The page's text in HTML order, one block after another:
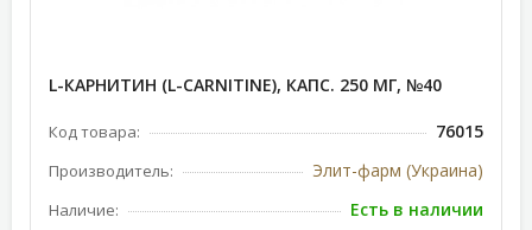
L-КАРНИТИН (L-CARNITINE), КАПС. 250 МГ, №40
Код товара: 76015
Производитель: Элит-фарм (Украина)
Наличие: Есть в наличии